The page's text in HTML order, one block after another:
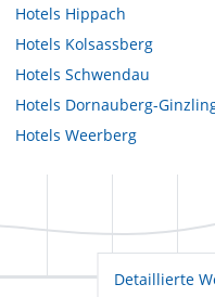
Hotels Hippach
Hotels Kolsassberg
Hotels Schwendau
Hotels Dornauberg-
Hotels Weerberg
Detaillierte